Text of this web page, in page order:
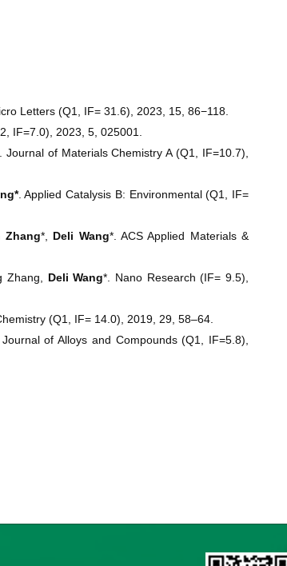
Letters (Q1, IF= 31.6), 2023, 15, 86−118.
IF=7.0), 2023, 5, 025001.
. Journal of Materials Chemistry A (Q1, IF=10.7),
. Applied Catalysis B: Environmental (Q1, IF=
Zhang*, Deli Wang*. ACS Applied Materials &
Zhang, Deli Wang*. Nano Research (IF= 9.5),
(Q1, IF= 14.0), 2019, 29, 58–64.
of Alloys and Compounds (Q1, IF=5.8),